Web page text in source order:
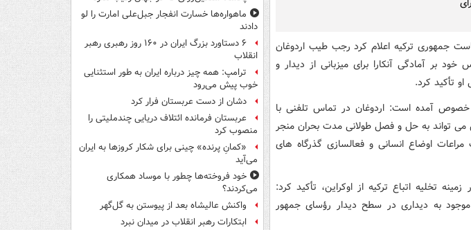
جمهوری ترکیه اعلام کرد رجب طیب اردوغان
بر آمادگی آنکارا برای میزبانی از دیدار و
او تأکید کرد.
خصوص آمده است: اردوغان در تماس تلفنی با
تواند به حل و فصل طولانی مدت بحران منجر
اوضاع انسانی و فعالسازی گذرگاه های
تخلیه اتباع ترکیه از اوکراین، تأکید کرد:
به دیداری در سطح دیدار رؤسای جمهور
ماهواره‌ها خسارت انفجار جبل‌علی امارت را لو
دادند
۶ دستاورد بزرگ ایران در ۱۶۰ روز رهبری رهبر
انقلاب
ترامپ: همه چیز درباره ایران به طور استثنایی
خوب پیش می‌رود
دشان از دست عربستان فرار کرد
عربستان فرمانده ائتلاف دریایی چندملیتی را
منصوب کرد
«کمانِ پرنده» چینی برای شکار کروزها به ایران
می‌آید
خود فروخته‌ها چطور با موساد همکاری
می‌کردند؟
واکنش عالیشاه بعد از پیوستن به گل‌گهر
ابتکارات رهبر انقلاب در میدان نبرد